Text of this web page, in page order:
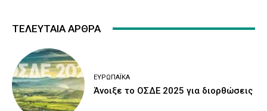
ΤΕΛΕΥΤΑΙΑ ΑΡΘΡΑ
ΕΥΡΩΠΑΪΚΆ
Άνοιξε το ΟΣΔΕ 2025 για διορθώσεις